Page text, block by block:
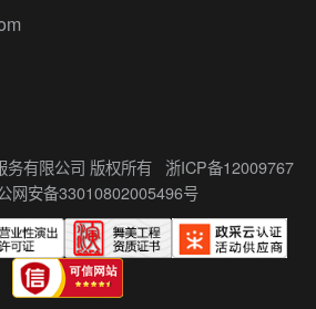
有限公司 版权所有 浙ICP备12009767
网安备33010802005496号